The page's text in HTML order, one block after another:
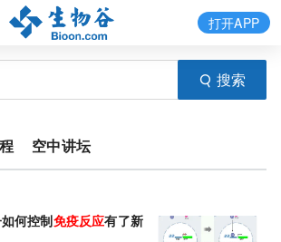
搜索
打开APP
空中讲坛
何控制免疫反应有了新的认识